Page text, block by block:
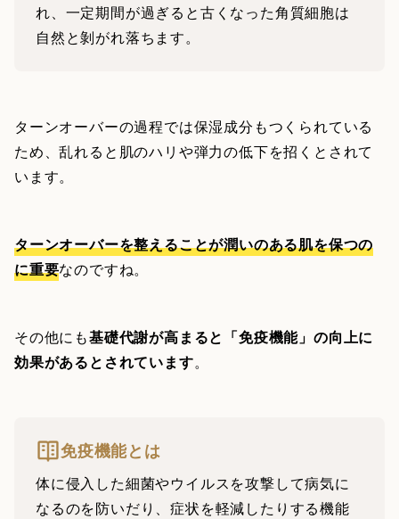
れ、一定期間が過ぎると古くなった角質細胞は
自然と剝がれ落ちます。
ターンオーバーの過程では保湿成分もつくられている
ため、乱れると肌のハリや弾力の低下を招くとされて
います。
ターンオーバーを整えることが潤いのある肌を保つの
に重要なのですね。
その他にも基礎代謝が高まると「免疫機能」の向上に
効果があるとされています。
免疫機能とは
体に侵入した細菌やウイルスを攻撃して病気に
なるのを防いだり、症状を軽減したりする機能